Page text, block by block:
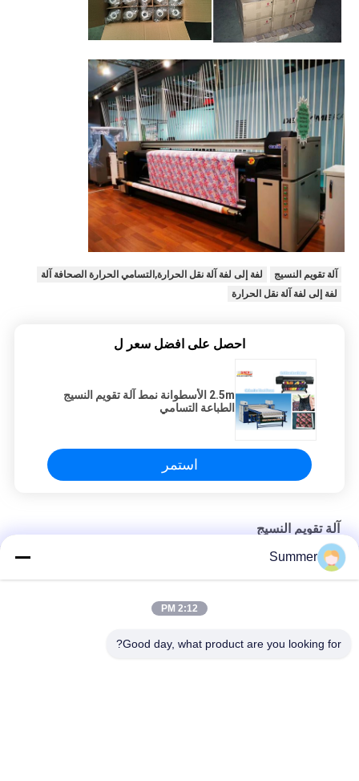
آلة تقويم النسيج
لفة إلى لفة آلة نقل الحرارة,التسامي الحرارة الصحافة آلة
لفة إلى لفة آلة نقل الحرارة
احصل على افضل سعر ل
2.5m الأسطوانة نمط آلة تقويم النسيج
الطباعة التسامي
استمر
آلة تقويم النسيج
لفة Calander لفة إلى آلة نقل الحرارة آلة نقل التسامي Summer
2:12 PM
Good day, what product are you looking for?